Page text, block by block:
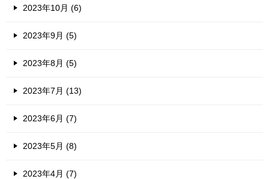
2023年10月 (6)
2023年9月 (5)
2023年8月 (5)
2023年7月 (13)
2023年6月 (7)
2023年5月 (8)
2023年4月 (7)